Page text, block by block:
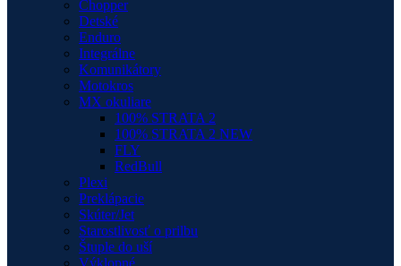
Chopper
Detské
Enduro
Integrálne
Komunikátory
Motokros
MX okuliare
100% STRATA 2
100% STRATA 2 NEW
FLY
RedBull
Plexi
Preklápacie
Skúter/Jet
Starostlivosť o prilbu
Štuple do uší
Výklopné